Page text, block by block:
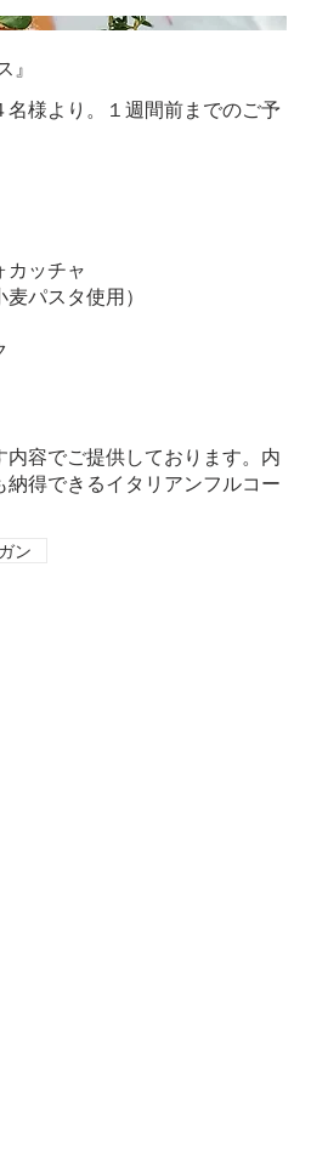
様より。１週間前までのご予
ッチャ
パスタ使用）
容でご提供しております。内
得できるイタリアンフルコー
ン